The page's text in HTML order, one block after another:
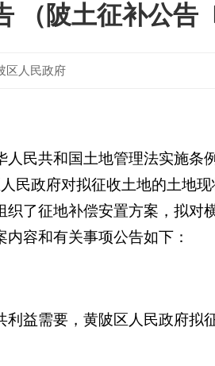
（陂土征补公告
区人民政府
民共和国土地管理法实施条
民政府对拟征收土地的土地
了征地补偿安置方案，拟对
容和有关事项公告如下：
利益需要， 黄陂区 人民政府拟